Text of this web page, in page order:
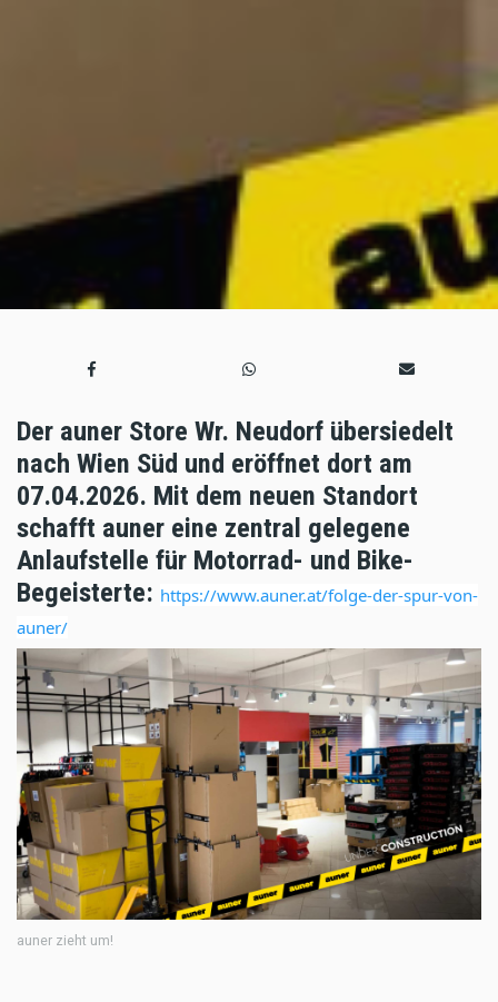
Der auner Store Wr. Neudorf übersiedelt
nach Wien Süd und eröffnet dort am
07.04.2026. Mit dem neuen Standort
schafft auner eine zentral gelegene
Anlaufstelle für Motorrad- und Bike-
Begeisterte: https://www.auner.at/folge-der-spur-von-
auner/
auner zieht um!